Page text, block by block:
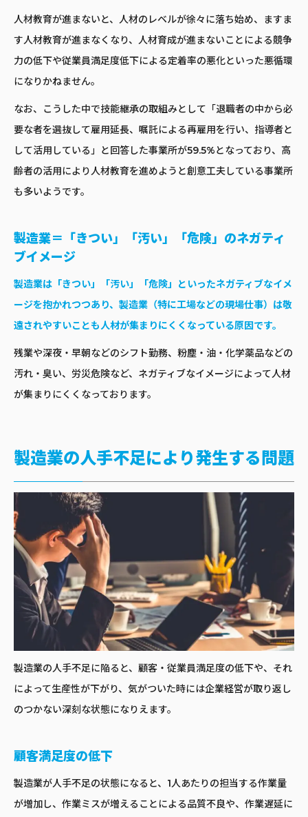
人材教育が進まないと、人材のレベルが徐々に落ち始め、ますま
す人材教育が進まなくなり、人材育成が進まないことによる競争
力の低下や従業員満足度低下による定着率の悪化といった悪循環
になりかねません。
なお、こうした中で技能継承の取組みとして「退職者の中から必
要な者を選抜して雇用延長、嘱託による再雇用を行い、指導者と
して活用している」と回答した事業所が59.5%となっており、高
齢者の活用により人材教育を進めようと創意工夫している事業所
も多いようです。
製造業＝「きつい」「汚い」「危険」のネガティ
ブイメージ
製造業は「きつい」「汚い」「危険」といったネガティブなイメ
ージを抱かれつつあり、製造業（特に工場などの現場仕事）は敬
遠されやすいことも人材が集まりにくくなっている原因です。
残業や深夜・早朝などのシフト勤務、粉塵・油・化学薬品などの
汚れ・臭い、労災危険など、ネガティブなイメージによって人材
が集まりにくくなっております。
製造業の人手不足により発生する問題
製造業の人手不足に陥ると、顧客・従業員満足度の低下や、それ
によって生産性が下がり、気がついた時には企業経営が取り返し
のつかない深刻な状態になりえます。
顧客満足度の低下
製造業が人手不足の状態になると、1人あたりの担当する作業量
が増加し、作業ミスが増えることによる品質不良や、作業遅延に